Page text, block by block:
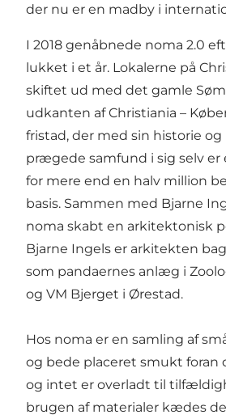
der nu er en madby i
I 2018 genåbnede noma 2.0
lukket i et år. Lokalerne på
skiftet ud med det gamle
udkanten afChristiania –
fristad, der med sin historie
prægede samfund i sig selv er
for mere end en halv million
basis. Sammen med Bjarne
noma skabt en arkitektonisk
Bjarne Ingels er arkitekten
som pandaernes anlæg i
og VM Bjerget i Ørestad.
Hos noma er en samling af
og bede placeret smukt foran
og intet er overladt til
brugen af materialer kædes